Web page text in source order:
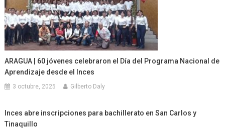
ARAGUA | 60 jóvenes celebraron el Día del Programa Nacional de
Aprendizaje desde el Inces
3 octubre, 2025 Gilberto Daly
Inces abre inscripciones para bachillerato en San Carlos y
Tinaquillo